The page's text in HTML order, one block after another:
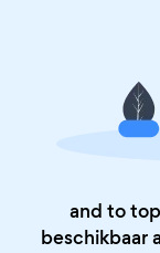
and to
beschikbaar